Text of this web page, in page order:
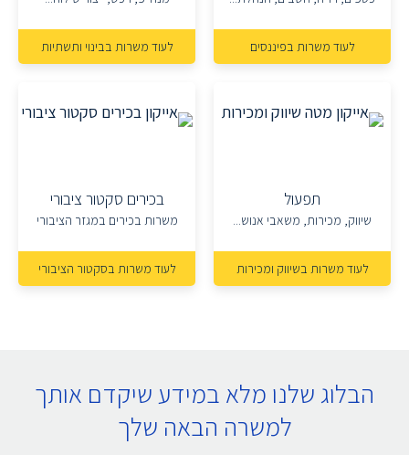
לעוד משרות בפיננסים לעוד משרות בבינוי ותשתיות
תפעול
שיווק, מכירות, משאבי אנוש...
לעוד משרות בשיווק ומכירות
בכירים סקטור ציבורי
משרות בכירים במגזר הציבורי
לעוד משרות בסקטור הציבורי
הבלוג שלנו מלא במידע שיקדם אותך
למשרה הבאה שלך